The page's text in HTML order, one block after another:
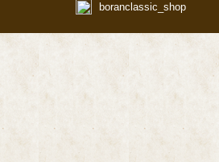
boranclassic_shop